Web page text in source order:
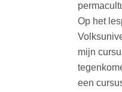
Op het
mijn
een